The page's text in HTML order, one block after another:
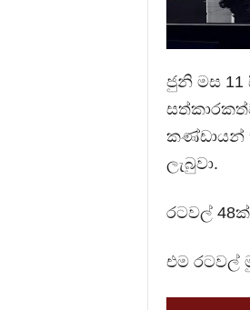
ජුනි මස 11
කණ්ඩායන්
ලැබුවා.
රටවල්
එම රටවල්